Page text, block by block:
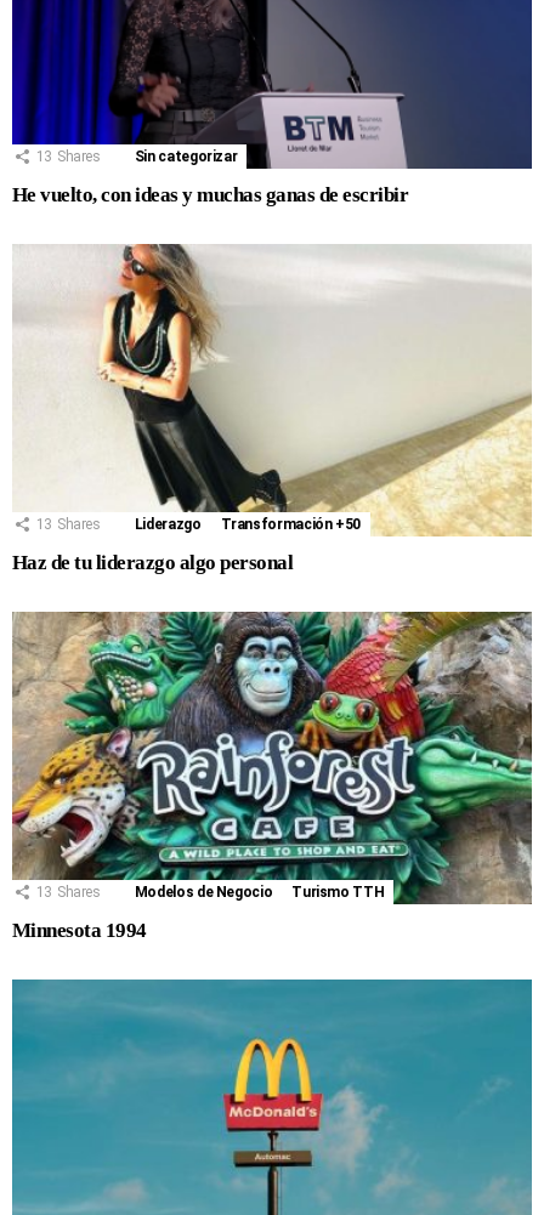
13 Shares Sin categorizar
He vuelto, con ideas y muchas ganas de escribir
13 Shares Liderazgo Transformación +50
Haz de tu liderazgo algo personal
13 Shares Modelos de Negocio Turismo TTH
Minnesota 1994